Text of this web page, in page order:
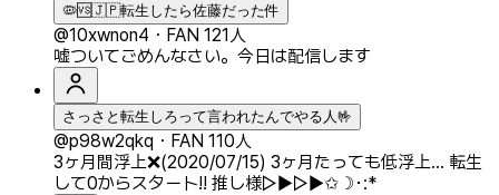
🦠🆚🇯🇵転生したら佐藤だった件
@10xwnon4 ・ FAN 121人
嘘ついてごめんなさい。今日は配信します
さっさと転生しろって言われたんでやる人🤟
@p98w2qkq ・ FAN 110人
3ヶ月間浮上❌(2020/07/15) 3ヶ月たっても低浮上… 転生
して0からスタート!! 推し様▷▶︎▷▶︎✩☽･:*